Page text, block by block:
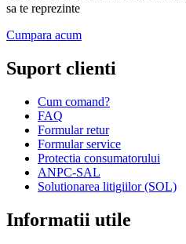
sa te reprezinte
Cumpara acum
Suport clienti
Cum comand?
FAQ
Formular retur
Formular service
Protectia consumatorului
ANPC-SAL
Solutionarea litigiilor (SOL)
Informatii utile